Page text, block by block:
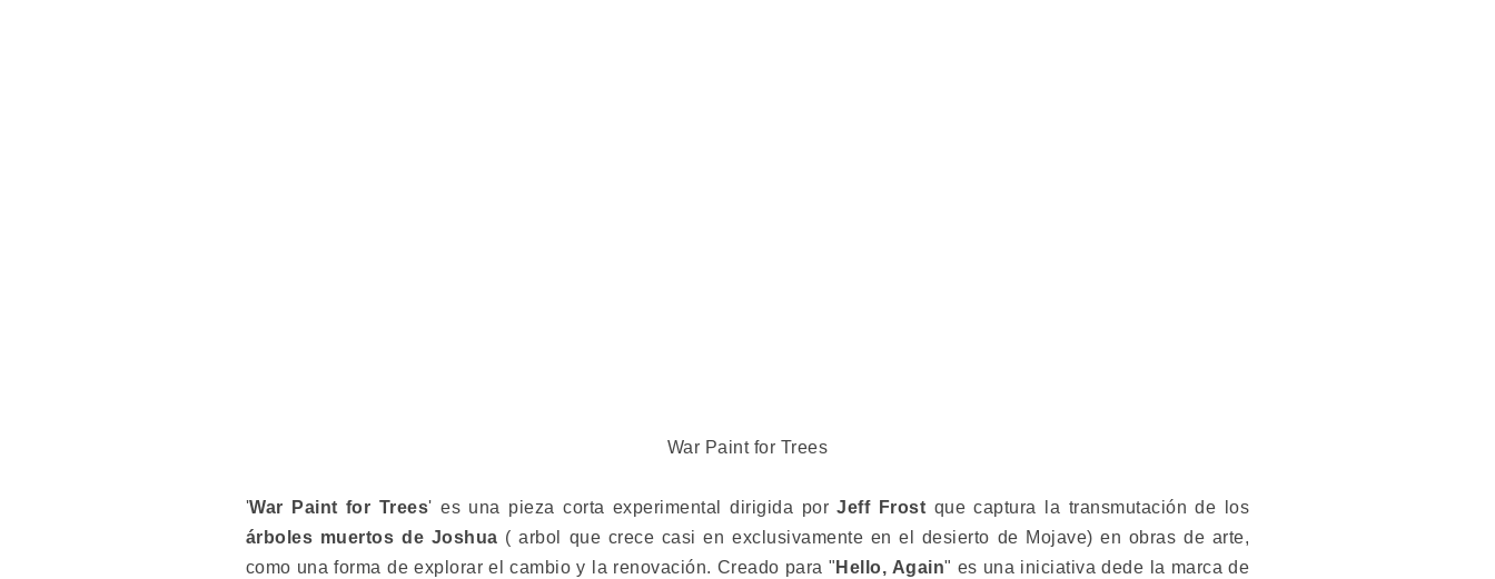
War Paint for Trees
'War Paint for Trees' es una pieza corta experimental dirigida porJeff Frost que captura la transmutación de los
árboles muertos de Joshua ( arbol que crece casi en exclusivamente en el desierto de Mojave) en obras de arte,
como una forma de explorar el cambio y la renovación. Creado para " Hello, Again" es una iniciativa dede la marca de